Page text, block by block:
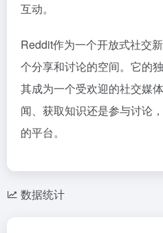
互动。
Reddit作为一个开放式社交
个分享和讨论的空间。它的
其成为一个受欢迎的社交媒
闻、获取知识还是参与讨论
的平台。
数据统计